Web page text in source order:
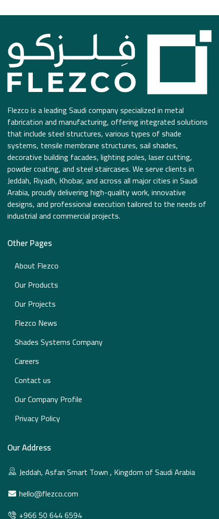
Flezco is a leading Saudi company specialized in metal
fabrication and manufacturing, offering integrated solutions
that include steel structures, various types of shade
systems, tensile membrane structures, sail shades,
decorative building facades, lighting poles, laser cutting,
powder coating, and steel staircases. We serve clients in
Jeddah, Riyadh, Khobar, and across all major cities in Saudi
Arabia, proudly delivering high-quality work, innovative
designs, and professional execution tailored to the needs of
industrial and commercial projects.
Other Pages
About Flezco
Our Products
Our Projects
Flezco News
Shades Systems Company
Careers
Contact us
Our Company Profile
Privacy Policy
Our Address
Jeddah, Asfan Smart Town , Kingdom of Saudi Arabia
hello@flezco.com
+966 50 644 6594